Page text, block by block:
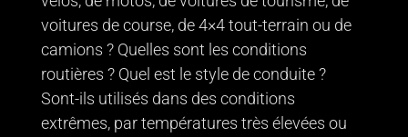
voitures de course, de 4×4 tout-terrain ou de
camions ? Quelles sont les conditions
routières ? Quel est le style de conduite ?
Sont-ils utilisés dans des conditions
extrêmes, par températures très élevées ou